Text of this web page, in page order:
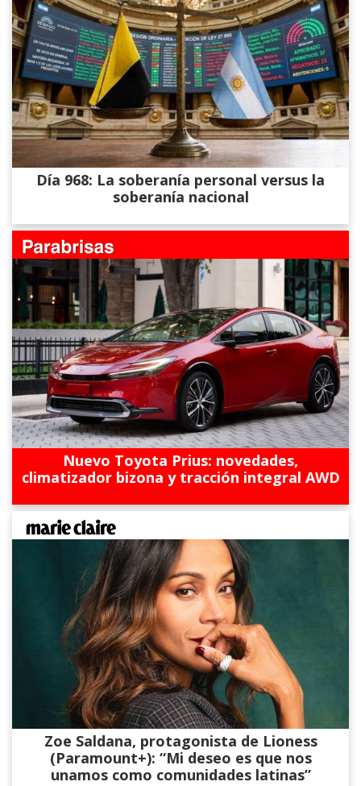
Día 968: La soberanía personal versus la
soberanía nacional
Nuevo Toyota Prius: novedades,
climatizador bizona y tracción integral AWD
Zoe Saldana, protagonista de Lioness
(Paramount+): “Mi deseo es que nos
unamos como comunidades latinas”